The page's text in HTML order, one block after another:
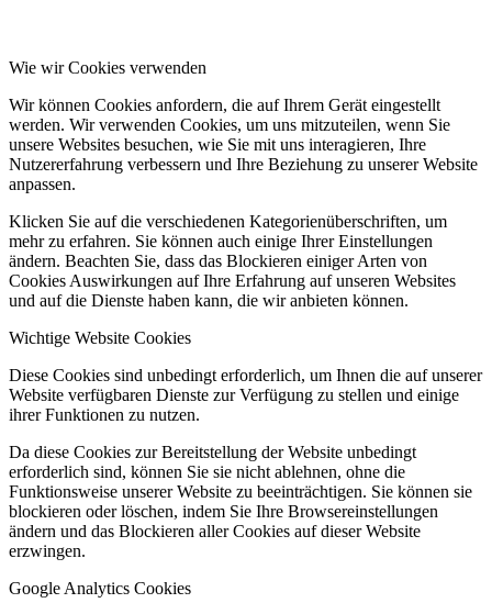
Wie wir Cookies verwenden
Wir können Cookies anfordern, die auf Ihrem Gerät eingestellt
werden. Wir verwenden Cookies, um uns mitzuteilen, wenn Sie
unsere Websites besuchen, wie Sie mit uns interagieren, Ihre
Nutzererfahrung verbessern und Ihre Beziehung zu unserer Website
anpassen.
Klicken Sie auf die verschiedenen Kategorienüberschriften, um
mehr zu erfahren. Sie können auch einige Ihrer Einstellungen
ändern. Beachten Sie, dass das Blockieren einiger Arten von
Cookies Auswirkungen auf Ihre Erfahrung auf unseren Websites
und auf die Dienste haben kann, die wir anbieten können.
Wichtige Website Cookies
Diese Cookies sind unbedingt erforderlich, um Ihnen die auf unserer
Website verfügbaren Dienste zur Verfügung zu stellen und einige
ihrer Funktionen zu nutzen.
Da diese Cookies zur Bereitstellung der Website unbedingt
erforderlich sind, können Sie sie nicht ablehnen, ohne die
Funktionsweise unserer Website zu beeinträchtigen. Sie können sie
blockieren oder löschen, indem Sie Ihre Browsereinstellungen
ändern und das Blockieren aller Cookies auf dieser Website
erzwingen.
Google Analytics Cookies